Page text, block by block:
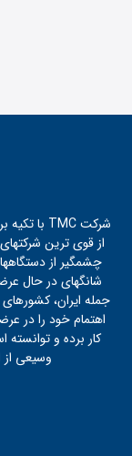
از قوی ترین
چشمگیر از
شانگهای در حال
اهتمام خود را در
کار برده و
وسیعی از